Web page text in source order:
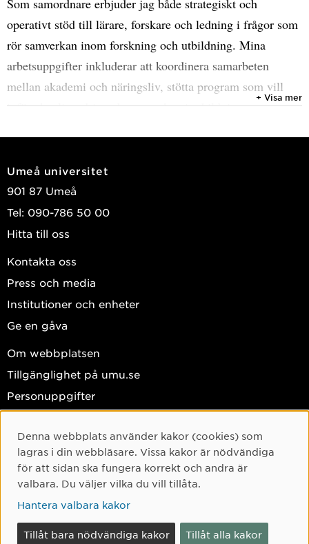
Som samordnare erbjuder jag både strategiskt och
operativt stöd till lärare, forskare och ledning i frågor som
rör samverkan inom forskning och utbildning. Mina
arbetsuppgifter inkluderar att koordinera samarbeten
mellan akademi och näringsliv, stötta program som vill
införa kvalitetsdrivande samverkan i utbildning, samt att
universitetet och det omgivande samhället.
+ Visa mer
Umeå universitet
901 87 Umeå
Tel: 090-786 50 00
Hitta till oss
Kontakta oss
Press och media
Institutioner och enheter
Ge en gåva
Om webbplatsen
Tillgänglighet på umu.se
Personuppgifter
Instagram
TikTok
Youtube
LinkedIn
Cookie-samtycke
Denna webbplats använder kakor (cookies) som
lagras i din webbläsare. Vissa kakor är nödvändiga
för att sidan ska fungera korrekt och andra är
valbara. Du väljer vilka du vill tillåta.
Hantera valbara kakor
Tillåt bara nödvändiga kakor Tillåt alla kakor